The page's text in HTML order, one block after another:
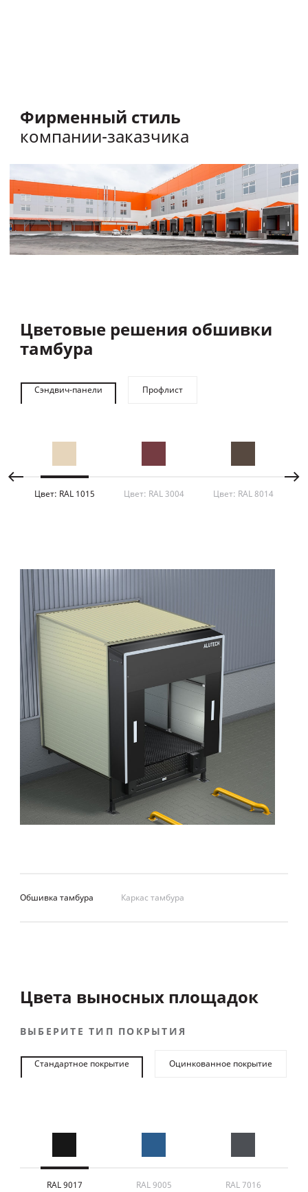
Фирменный стиль
компании-заказчика
Цветовые решения обшивки
тамбура
Сэндвич-панели Профлист
Цвет: RAL 1015 Цвет: RAL 3004 Цвет: RAL 8014
Обшивка тамбура Каркас тамбура
Цвета выносных площадок
ВЫБЕРИТЕ ТИП ПОКРЫТИЯ
Стандартное покрытие Оцинкованное покрытие
RAL 9017 RAL 9005 RAL 7016